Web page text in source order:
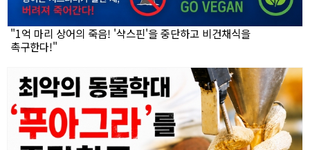
"1억 마리 상어의 죽음! '샥스핀'을 중단하고 비건채식을
촉구한다!"